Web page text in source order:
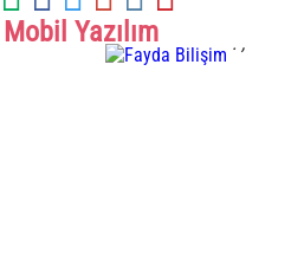
Mobil Yazılım . ,